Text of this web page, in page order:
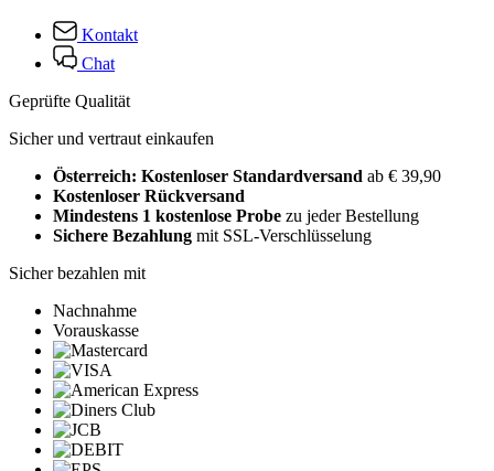
Kontakt
Chat
Geprüfte Qualität
Sicher und vertraut einkaufen
Österreich: Kostenloser Standardversand ab € 39,90
Kostenloser Rückversand
Mindestens 1 kostenlose Probe zu jeder Bestellung
Sichere Bezahlung mit SSL-Verschlüsselung
Sicher bezahlen mit
Nachnahme
Vorauskasse